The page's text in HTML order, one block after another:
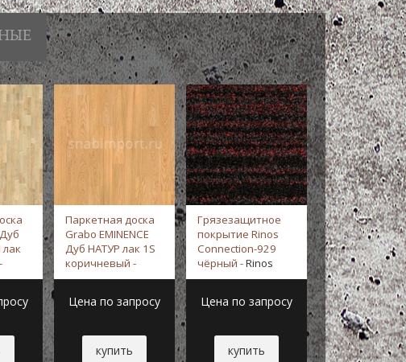
Паркетная доска
Grabo EMINENCE
Дуб НАТУР лак 1S
коричневый -
Grabo
Цена по запросу
купить
Грязезащитное
покрытие Rinos
Connection-929
чёрный -Rinos
Цена по запросу
купить
покрытие
Dimensions-
чёрный -Rinos
Цена по
купить